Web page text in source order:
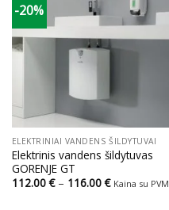
-20%
ELEKTRINIAI VANDENS ŠILDYTUVAI
Elektrinis vandens šildytuvas
GORENJE GT
112.00€ – 116.00€Price
range:
Kaina su PVM